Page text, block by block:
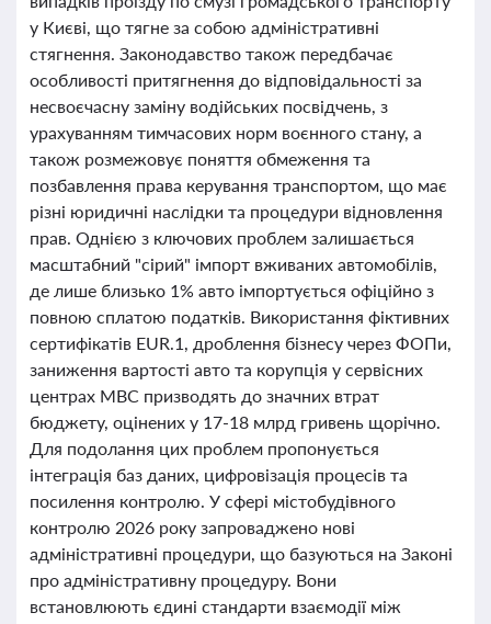
у Києві, що тягне за собою адміністративні
стягнення. Законодавство також передбачає
особливості притягнення до відповідальності за
несвоєчасну заміну водійських посвідчень, з
урахуванням тимчасових норм воєнного стану, а
також розмежовує поняття обмеження та
позбавлення права керування транспортом, що має
різні юридичні наслідки та процедури відновлення
прав. Однією з ключових проблем залишається
масштабний "сірий" імпорт вживаних автомобілів,
де лише близько 1% авто імпортується офіційно з
повною сплатою податків. Використання фіктивних
сертифікатів EUR.1, дроблення бізнесу через ФОПи,
заниження вартості авто та корупція у сервісних
центрах МВС призводять до значних втрат
бюджету, оцінених у 17-18 млрд гривень щорічно.
Для подолання цих проблем пропонується
інтеграція баз даних, цифровізація процесів та
посилення контролю. У сфері містобудівного
контролю 2026 року запроваджено нові
адміністративні процедури, що базуються на Законі
про адміністративну процедуру. Вони
встановлюють єдині стандарти взаємодії між